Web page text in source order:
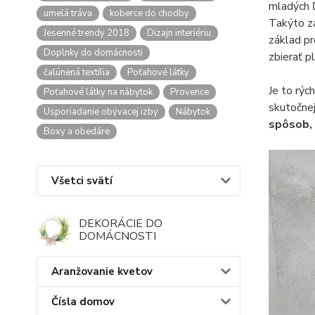
umelá tráva
koberce do chodby
Jesenné trendy 2018
Dizajn interiériu
Doplnky do domácnosti
čalúnená textília
Poťahové látky
Poťahové látky na nábytok
Provence
Usporiadanie obývacej izby
Nábytok
Boxy a obedáre
Všetci svätí
DEKORÁCIE DO
DOMÁCNOSTI
Aranžovanie kvetov
Čísla domov
mladých
Takýto
základ
zbierať
Je to